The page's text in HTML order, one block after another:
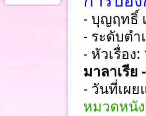
- บุญฤทธิ์
- ระดับต
- หัวเรื่อง:
มาลาเรีย
- วันที่เผ
หมวดหนั